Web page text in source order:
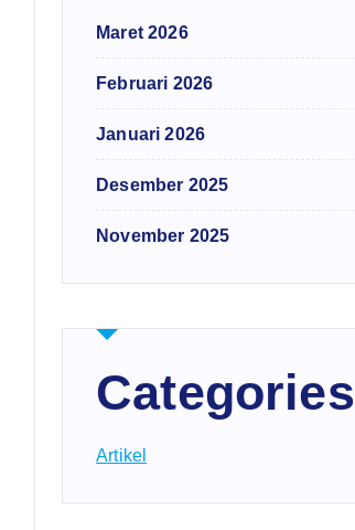
Maret 2026
Februari 2026
Januari 2026
Desember 2025
November 2025
Categories
Artikel